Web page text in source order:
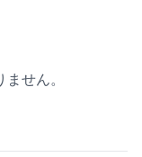
せん。